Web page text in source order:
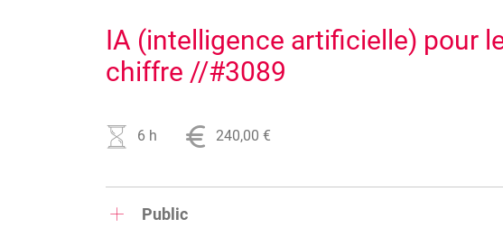
IA (intelligence artificielle) pour
chiffre //#3089
6 h 240,00 €
Public